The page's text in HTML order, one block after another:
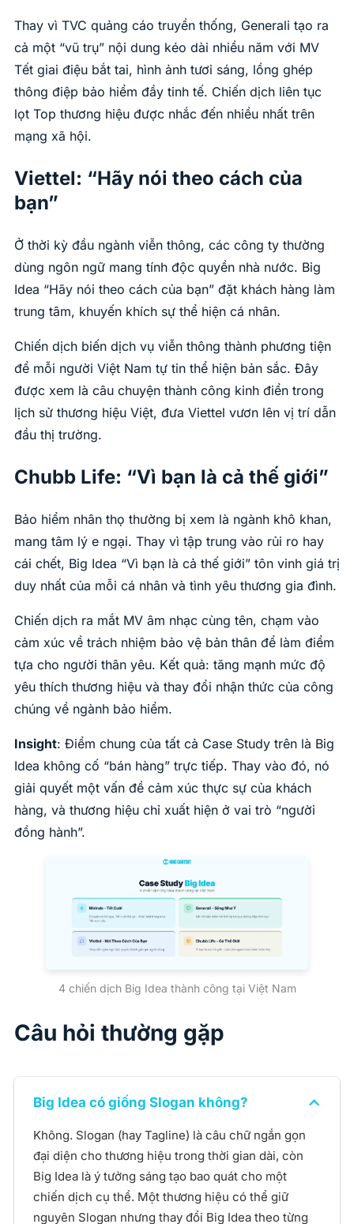
Thay vì TVC quảng cáo truyền thống, Generali tạo ra
cả một “vũ trụ” nội dung kéo dài nhiều năm với MV
Tết giai điệu bắt tai, hình ảnh tươi sáng, lồng ghép
thông điệp bảo hiểm đầy tinh tế. Chiến dịch liên tục
lọt Top thương hiệu được nhắc đến nhiều nhất trên
mạng xã hội.
Viettel: “Hãy nói theo cách của
bạn”
Ở thời kỳ đầu ngành viễn thông, các công ty thường
dùng ngôn ngữ mang tính độc quyền nhà nước. Big
Idea “Hãy nói theo cách của bạn” đặt khách hàng làm
trung tâm, khuyến khích sự thể hiện cá nhân.
Chiến dịch biến dịch vụ viễn thông thành phương tiện
để mỗi người Việt Nam tự tin thể hiện bản sắc. Đây
được xem là câu chuyện thành công kinh điển trong
lịch sử thương hiệu Việt, đưa Viettel vươn lên vị trí dẫn
đầu thị trường.
Chubb Life: “Vì bạn là cả thế giới”
Bảo hiểm nhân thọ thường bị xem là ngành khô khan,
mang tâm lý e ngại. Thay vì tập trung vào rủi ro hay
cái chết, Big Idea “Vì bạn là cả thế giới” tôn vinh giá trị
duy nhất của mỗi cá nhân và tình yêu thương gia đình.
Chiến dịch ra mắt MV âm nhạc cùng tên, chạm vào
cảm xúc về trách nhiệm bảo vệ bản thân để làm điểm
tựa cho người thân yêu. Kết quả: tăng mạnh mức độ
yêu thích thương hiệu và thay đổi nhận thức của công
chúng về ngành bảo hiểm.
Insight: Điểm chung của tất cả Case Study trên là Big
Idea không cố “bán hàng” trực tiếp. Thay vào đó, nó
giải quyết một vấn đề cảm xúc thực sự của khách
hàng, và thương hiệu chỉ xuất hiện ở vai trò “người
đồng hành”.
4 chiến dịch Big Idea thành công tại Việt Nam
Câu hỏi thường gặp
Big Idea có giống Slogan không?
Không. Slogan (hay Tagline) là câu chữ ngắn gọn
đại diện cho thương hiệu trong thời gian dài, còn
Big Idea là ý tưởng sáng tạo bao quát cho một
chiến dịch cụ thể. Một thương hiệu có thể giữ
nguyên Slogan nhưng thay đổi Big Idea theo từng